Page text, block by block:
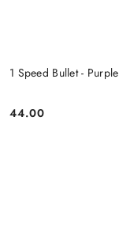
1 Speed Bullet - Purple
Cena:
44.00